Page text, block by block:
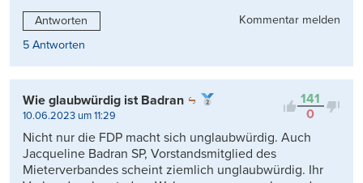
Antworten
Kommentar melden
5 Antworten
141
0
Wie glaubwürdig ist Badran
10.06.2023 um 11:29
Nicht nur die FDP macht sich unglaubwürdig. Auch
Jacqueline Badran SP, Vorstandsmitglied des
Mieterverbandes scheint ziemlich unglaubwürdig. Ihr